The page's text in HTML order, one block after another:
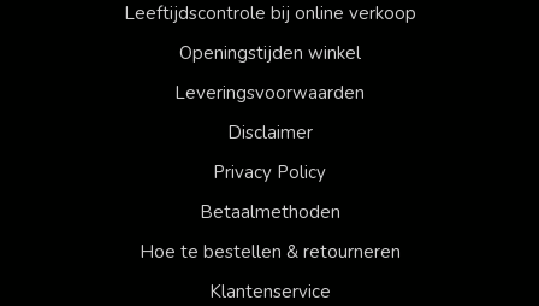
Leeftijdscontrole bij online verkoop
Openingstijden winkel
Leveringsvoorwaarden
Disclaimer
Privacy Policy
Betaalmethoden
Hoe te bestellen & retourneren
Klantenservice